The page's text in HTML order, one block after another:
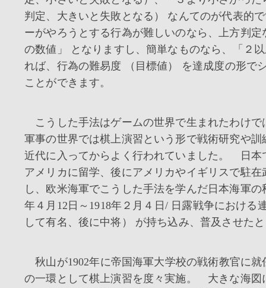
判定、大きいと失敗となる） なんてのが代表的
ーがやろうとする行為が難しいのなら、上方判定
の数値」 となりますし、簡単なものなら、「２
れば、行為の難易度 （目標値） を達成度の形で
ことができます。
こうした手法はゲームの世界で生まれたわけで
軍事の世界では棋上演習という形で戦術研究や訓
近代に入ってからよく行われていました。 日本
アメリカに留学、後にアメリカやイギリスで駐在
し、欧米海軍でこうした手法を学んだ日本海軍の
年４月12日～1918年２月４日/ 日露戦争における
して有名、後に中将） が持ち込み、普及させた
秋山が1902年に帝国海軍大学校の戦術教官に就
の一環として棋上演習を度々実施。 大きな海図